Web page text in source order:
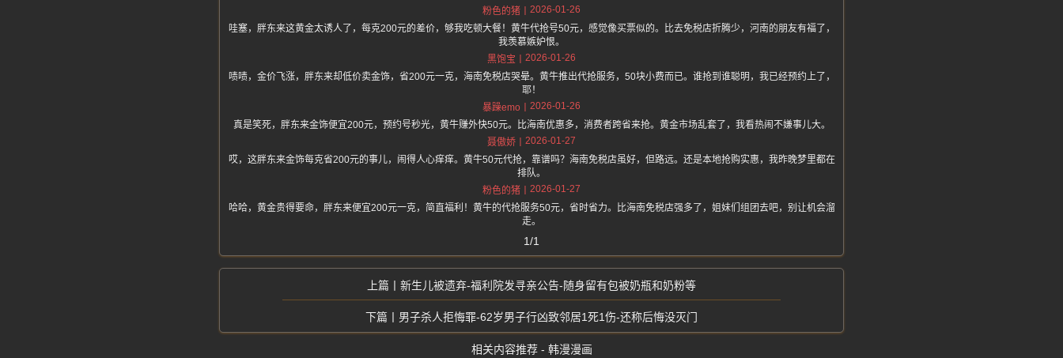
粉色的猪
2026-01-26
哇塞，胖东来这黄金太诱人了，每克200元的差价，够我吃顿大餐！黄牛代抢号50元，感觉像买票似的。比去免税店折腾少，河南的朋友有福了，
我羡慕嫉妒恨。
黑饱宝
2026-01-26
啧啧，金价飞涨，胖东来却低价卖金饰，省200元一克，海南免税店哭晕。黄牛推出代抢服务，50块小费而已。谁抢到谁聪明，我已经预约上了，
耶！
暴躁emo
2026-01-26
真是笑死，胖东来金饰便宜200元，预约号秒光，黄牛赚外快50元。比海南优惠多，消费者跨省来抢。黄金市场乱套了，我看热闹不嫌事儿大。
聂傲娇
2026-01-27
哎，这胖东来金饰每克省200元的事儿，闹得人心痒痒。黄牛50元代抢，靠谱吗？海南免税店虽好，但路远。还是本地抢购实惠，我昨晚梦里都在
排队。
粉色的猪
2026-01-27
哈哈，黄金贵得要命，胖东来便宜200元一克，简直福利！黄牛的代抢服务50元，省时省力。比海南免税店强多了，姐妹们组团去吧，别让机会溜
走。
1/1
新生儿被遗弃-福利院发寻亲公告-随身留有包被奶瓶和奶粉等
男子杀人拒悔罪-62岁男子行凶致邻居1死1伤-还称后悔没灭门
相关内容推荐 - 韩漫漫画